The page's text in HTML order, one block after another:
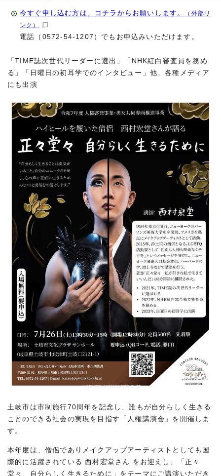
今すぐ申し込む方は、コチラからお願いします。
（外部リ
ンク）
電話（0572-54-1207）でもお申込みいただけます。
「TIME誌次世代リーダーに選出」「NHK紅白審査員を務め
る」「日曜日の初耳学でのインタビュー」他、各種メディア
にも出演
土岐市は市制施行70周年を記念し、誰もが自分らしく生きる
ことのできる社会の実現を目指す「人権講演会」を開催しま
す。
本年度は、僧侶でありメイクアップアーティストとしても国
際的に活躍されている 西村宏堂さん をお迎えし、「正々
堂々 自分らしく生きるために」をテーマにご講演いただき